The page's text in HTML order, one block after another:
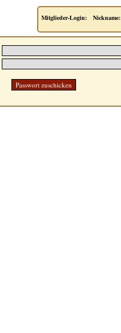
Nickname:
Mitglieder-Login: